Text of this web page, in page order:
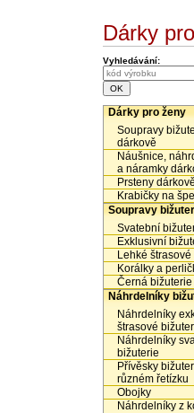
Dárky
Vyhledávání:
Dárky pro ženy
Soupravy
dárkově
Náušnice,
a náramky
Prsteny dárkově
Krabičky na
Soupravy
Svatební
Exklusivní
Lehké štrasové
Korálky a
Černá bižuterie
Náhrdelníky
Náhrdelníky
štrasové
Náhrdelníky
bižuterie
Přívěsky
různém řetízku
Obojky
Náhrdelníky z